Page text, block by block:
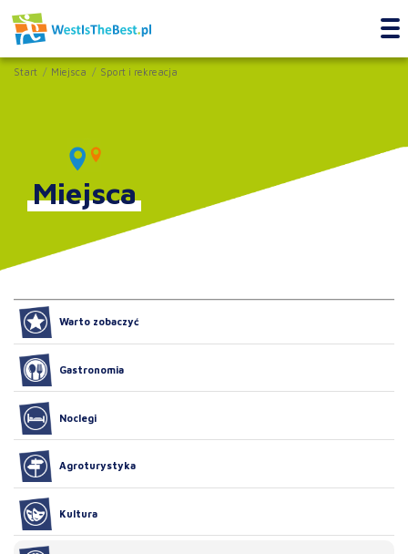
Start Miejsca Sport i rekreacja
Miejsca
Warto zobaczyć
Gastronomia
Noclegi
Agroturystyka
Kultura